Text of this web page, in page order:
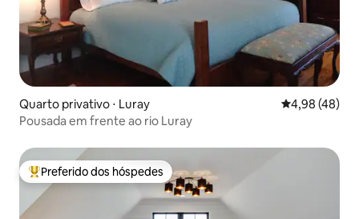
Quarto privativo ⋅ Luray 4,98 de uma
4,98 (48)
Pousada em frente ao rio Luray
Entre os melhores preferidos dos hóspedes
Preferido dos hóspedes